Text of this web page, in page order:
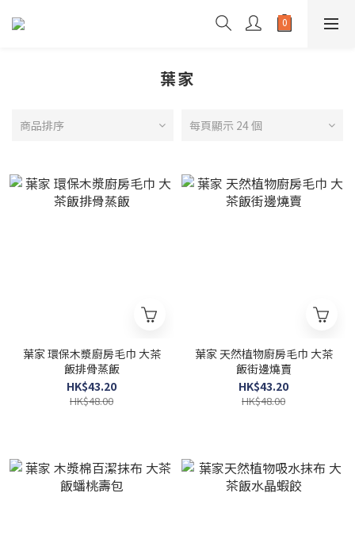
葉家
商品排序 每頁顯示 24 個
葉家 環保木漿廚房毛巾 大茶
飯排骨蒸飯
HK$43.20
HK$48.00
葉家 天然植物廚房毛巾 大茶
飯街邊燒賣
HK$43.20
HK$48.00